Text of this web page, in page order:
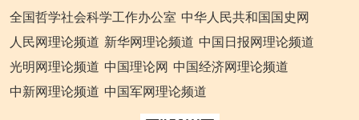
全国哲学社会科学工作办公室 中华人民共和国国史网
人民网理论频道 新华网理论频道 中国日报网理论频道
光明网理论频道 中国理论网 中国经济网理论频道
中新网理论频道 中国军网理论频道